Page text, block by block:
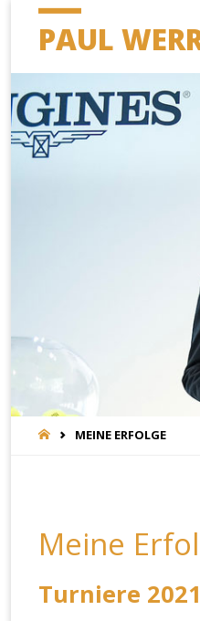
PAUL
STARTMEINE ERFOLGE
Meine
Turniere 2021